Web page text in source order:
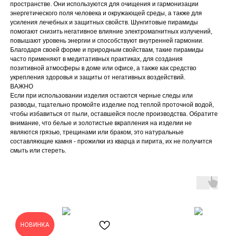
пространстве. Они используются для очищения и гармонизации
энергетического поля человека и окружающей среды, а также для
усиления лечебных и защитных свойств. Шунгитовые пирамиды
помогают снизить негативное влияние электромагнитных излучений,
повышают уровень энергии и способствуют внутренней гармонии.
Благодаря своей форме и природным свойствам, такие пирамиды
часто применяют в медитативных практиках, для создания
позитивной атмосферы в доме или офисе, а также как средство
укрепления здоровья и защиты от негативных воздействий.
ВАЖНО
Если при использовании изделия остаются черные следы или
разводы, тщательно промойте изделие под теплой проточной водой,
чтобы избавиться от пыли, оставшейся после производства. Обратите
внимание, что белые и золотистые вкрапления на изделии не
являются грязью, трещинами или браком, это натуральные
составляющие камня - прожилки из кварца и пирита, их не получится
смыть или стереть.
НОВИНКА